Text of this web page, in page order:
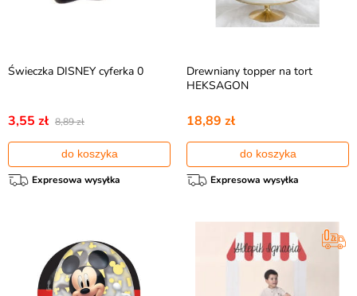
Świeczka DISNEY cyferka 0
3,55 zł 8,89 zł
do koszyka
Expresowa wysyłka
Drewniany topper na tort
HEKSAGON
18,89 zł
do koszyka
Expresowa wysyłka